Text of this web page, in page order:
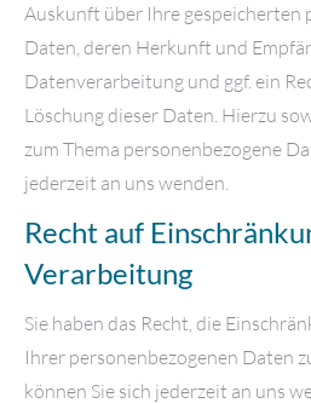
Auskunft über Ihre gespeicherten
Daten, deren Herkunft und
Datenverarbeitung und ggf. ein
Löschung dieser Daten. Hierzu
zum Thema personenbezogene
jederzeit an uns wenden.
Recht auf
Verarbeitung
Sie haben das Recht, die
Ihrer personenbezogenen Daten
können Sie sich jederzeit an uns